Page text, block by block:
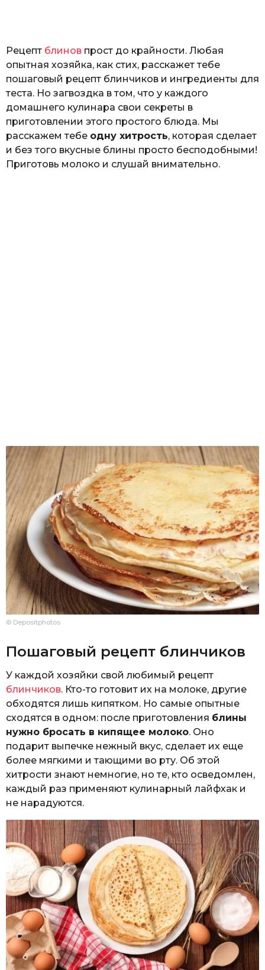
р
к
л
ю
к
Рецепт блинов прост до крайности. Любая
опытная хозяйка, как стих, расскажет тебе
пошаговый рецепт блинчиков и ингредиенты для
теста. Но загвоздка в том, что у каждого
домашнего кулинара свои секреты в
приготовлении этого простого блюда. Мы
расскажем тебе одну хитрость, которая сделает
и без того вкусные блины просто бесподобными!
Приготовь молоко и слушай внимательно.
© Depositphotos
Пошаговый рецепт блинчиков
У каждой хозяйки свой любимый рецепт
блинчиков. Кто-то готовит их на молоке, другие
обходятся лишь кипятком. Но самые опытные
сходятся в одном: после приготовления блины
нужно бросать в кипящее молоко. Оно
подарит выпечке нежный вкус, сделает их еще
более мягкими и тающими во рту. Об этой
хитрости знают немногие, но те, кто осведомлен,
каждый раз применяют кулинарный лайфхак и
не нарадуются.